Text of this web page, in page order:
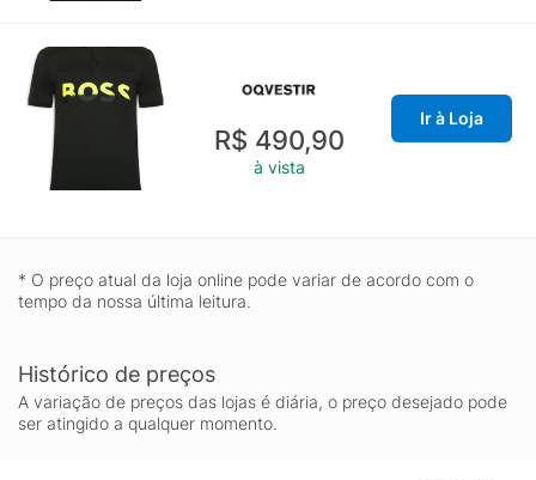
R$ 490,90
à vista
Ir à Loja
* O preço atual da loja online pode variar de acordo com o
tempo da nossa última leitura.
Histórico de preços
A variação de preços das lojas é diária, o preço desejado pode
ser atingido a qualquer momento.